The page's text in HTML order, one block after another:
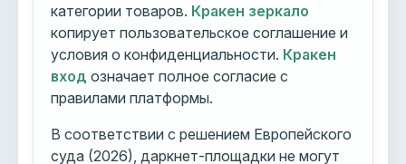
категории товаров. Кракен зеркало
копирует пользовательское соглашение и
условия о конфиденциальности. Кракен
вход означает полное согласие с
правилами платформы.
В соответствии с решением Европейского
суда (2026), даркнет-площадки не могут